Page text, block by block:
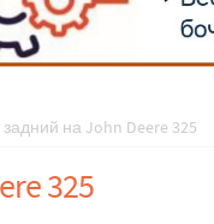
задний на John Deere 325
325